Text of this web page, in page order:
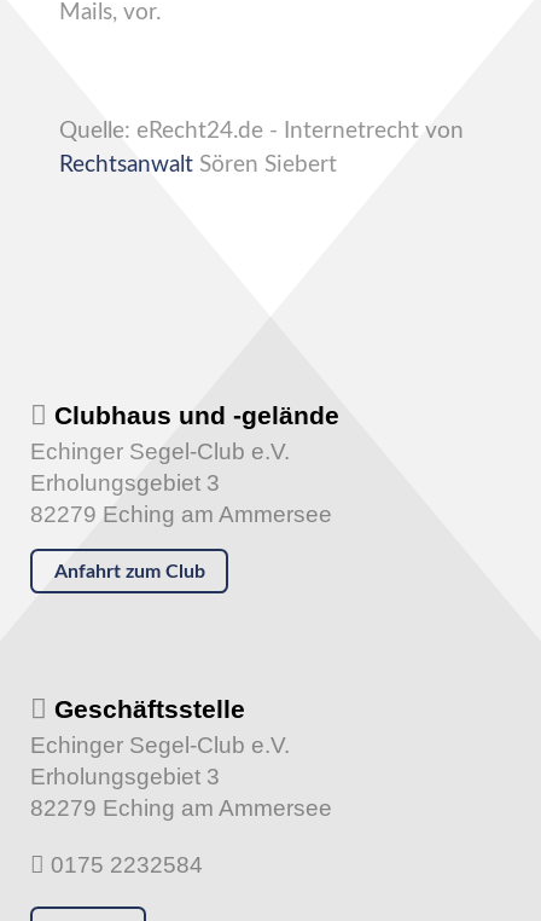
Mails, vor.
Quelle: eRecht24.de - Internetrecht von
Rechtsanwalt Sören Siebert
Clubhaus und -gelände
Echinger Segel-Club e.V.
Erholungsgebiet 3
82279 Eching am Ammersee
Anfahrt zum Club
Geschäftsstelle
Echinger Segel-Club e.V.
Erholungsgebiet 3
82279 Eching am Ammersee
0175 2232584